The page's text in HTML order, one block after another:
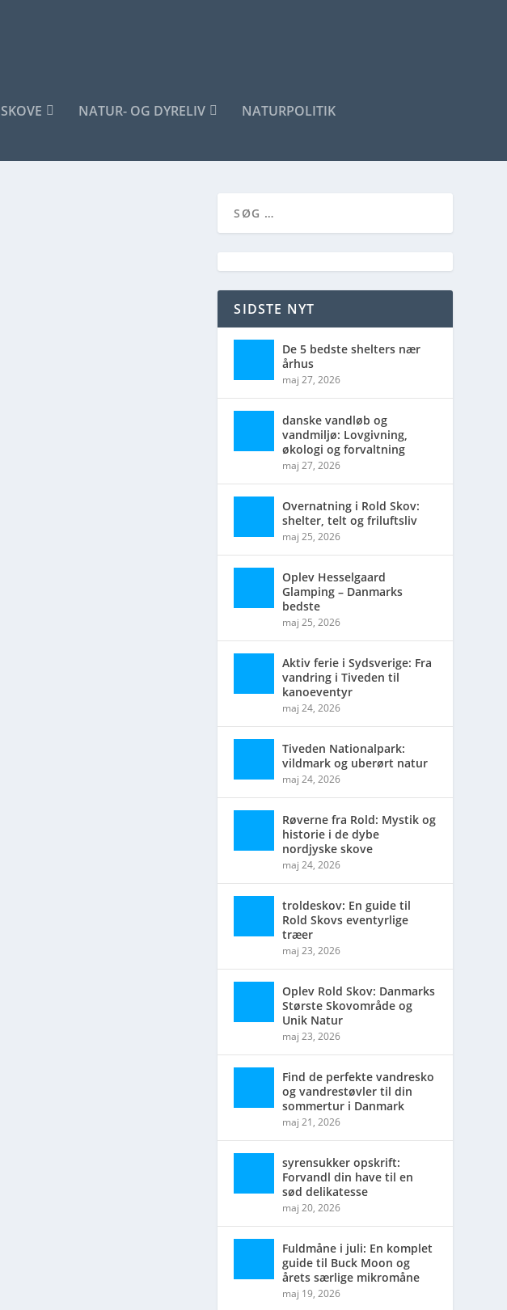
SKOVE NATUR- OG DYRELIV NATURPOLITIK
SIDSTE NYT
De 5 bedste shelters nær
århus
maj 27, 2026
danske vandløb og
vandmiljø: Lovgivning,
økologi og forvaltning
maj 27, 2026
Overnatning i Rold Skov:
shelter, telt og friluftsliv
maj 25, 2026
Oplev Hesselgaard
Glamping – Danmarks
bedste
maj 25, 2026
Aktiv ferie i Sydsverige: Fra
vandring i Tiveden til
kanoeventyr
maj 24, 2026
Tiveden Nationalpark:
vildmark og uberørt natur
maj 24, 2026
Røverne fra Rold: Mystik og
historie i de dybe
nordjyske skove
maj 24, 2026
troldeskov: En guide til
Rold Skovs eventyrlige
træer
maj 23, 2026
Oplev Rold Skov: Danmarks
Største Skovområde og
Unik Natur
maj 23, 2026
Find de perfekte vandresko
og vandrestøvler til din
sommertur i Danmark
maj 21, 2026
syrensukker opskrift:
Forvandl din have til en
sød delikatesse
maj 20, 2026
Fuldmåne i juli: En komplet
guide til Buck Moon og
årets særlige mikromåne
maj 19, 2026